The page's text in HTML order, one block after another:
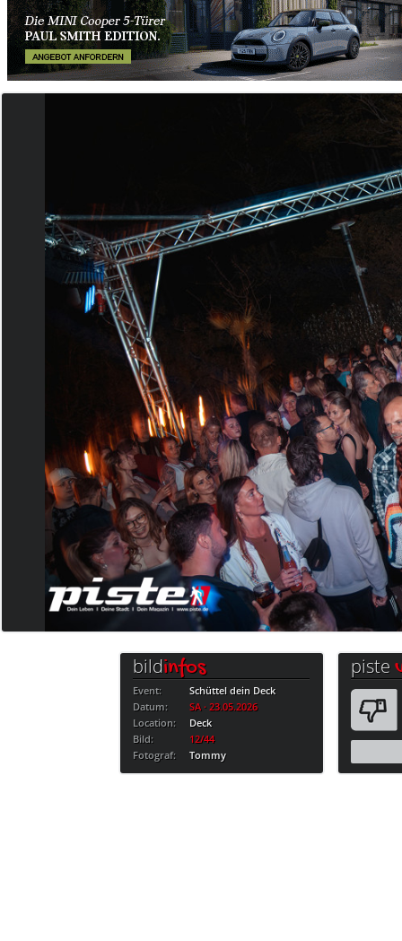
bildinfos
Event:
Schüttel dein Deck
Datum:
SA · 23.05.2026
Location:
Deck
Bild:
12/44
Fotograf:
Tommy
piste